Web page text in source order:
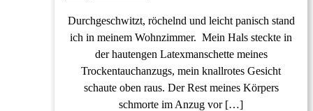
Durchgeschwitzt, röchelnd und leicht panisch stand
ich in meinem Wohnzimmer. Mein Hals steckte in
der hautengen Latexmanschette meines
Trockentauchanzugs, mein knallrotes Gesicht
schaute oben raus. Der Rest meines Körpers
schmorte im Anzug vor […]